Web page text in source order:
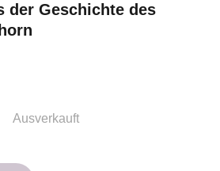
der Geschichte des
Ausverkauft